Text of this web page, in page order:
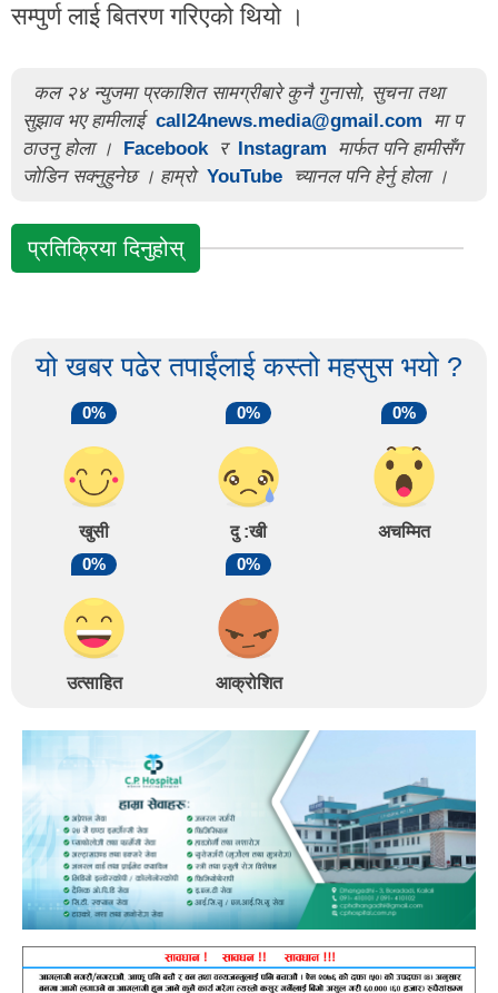
सम्पुर्ण लाई बितरण गरिएको थियो ।
कल २४ न्युजमा प्रकाशित सामग्रीबारे कुनै गुनासो, सुचना तथा
सुझाव भए हामीलाई call24news.media@gmail.com
मा प
ठाउनु होला ।
Facebook र Instagram
मार्फत पनि हामीसँग
जोडिन सक्नुहुनेछ । हाम्रो YouTube च्यानल पनि हेर्नु होला ।
प्रतिक्रिया दिनुहोस्
यो खबर पढेर तपाईंलाई कस्तो महसुस भयो ?
0%
खुसी
0%
दु :खी
0%
अचम्मित
0%
उत्साहित
0%
आक्रोशित